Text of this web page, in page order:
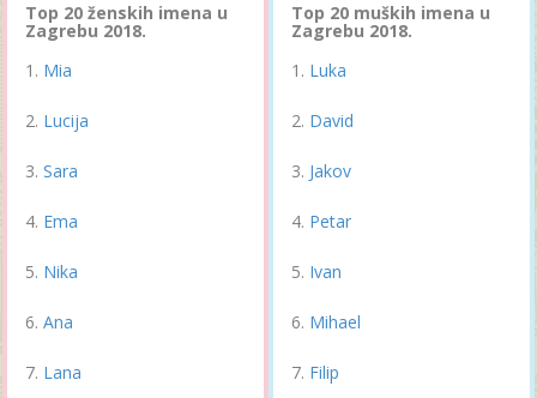
Top 20 ženskih imena u
Zagrebu 2018.
Mia
Lucija
Sara
Ema
Nika
Ana
Lana
Top 20 muških imena u
Zagrebu 2018.
Luka
David
Jakov
Petar
Ivan
Mihael
Filip